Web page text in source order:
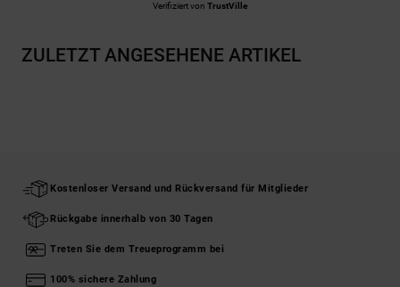
Verifiziert von TrustVille
ZULETZT ANGESEHENE ARTIKEL
Kostenloser Versand und Rückversand für Mitglieder
Rückgabe innerhalb von 30 Tagen
Treten Sie dem Treueprogramm bei
100% sichere Zahlung